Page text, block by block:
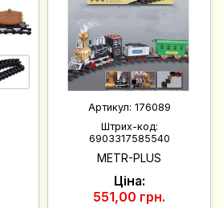
Артикул: 176089
Штрих-код:
6903317585540
METR-PLUS
Ціна:
551,00 грн.